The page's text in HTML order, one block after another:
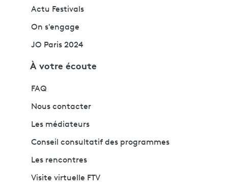
Actu Festivals
On s'engage
JO Paris 2024
À votre écoute
FAQ
Nous contacter
Les médiateurs
Conseil consultatif des programmes
Les rencontres
Visite virtuelle FTV